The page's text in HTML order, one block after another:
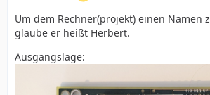
Um dem Rechner(projekt) einen Namen
glaube er heißt Herbert.
Ausgangslage: